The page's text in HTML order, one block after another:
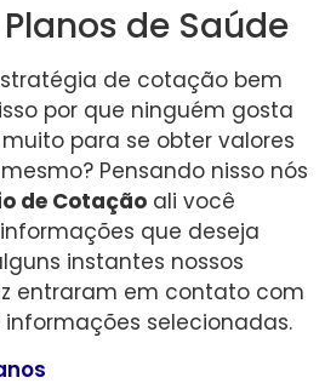
de Saúde
de cotação bem
por que ninguém gosta
para se obter valores
Pensando nisso nós
de Cotação ali você
que deseja
instantes nossos
entraram em contato com
selecionadas.